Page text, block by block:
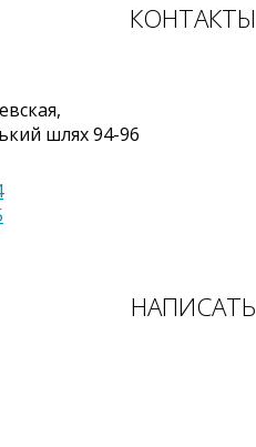
КОНТАКТЫ
шлях 94-96
НАПИСАТЬ